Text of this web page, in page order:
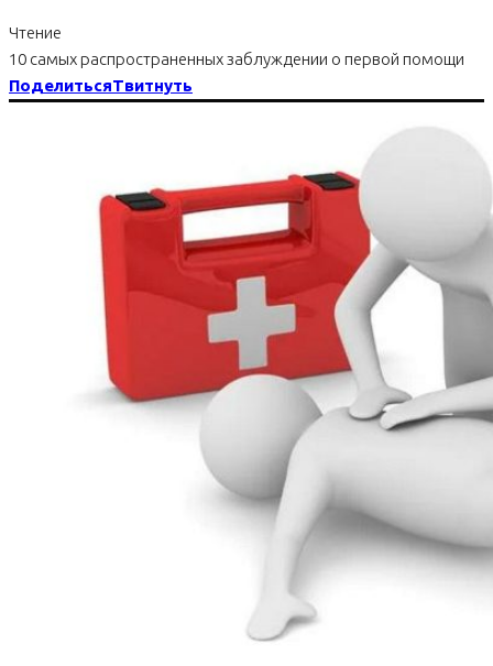
Чтение
10 самых распространенных заблуждении о первой помощи
ПоделитьсяТвитнуть